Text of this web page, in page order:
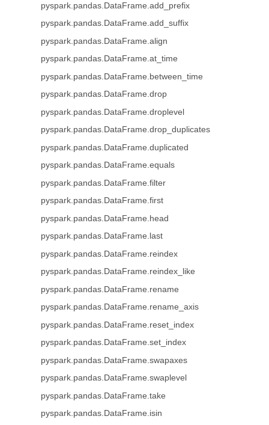
pyspark.pandas.DataFrame.add_prefix
pyspark.pandas.DataFrame.add_suffix
pyspark.pandas.DataFrame.align
pyspark.pandas.DataFrame.at_time
pyspark.pandas.DataFrame.between_time
pyspark.pandas.DataFrame.drop
pyspark.pandas.DataFrame.droplevel
pyspark.pandas.DataFrame.drop_duplicates
pyspark.pandas.DataFrame.duplicated
pyspark.pandas.DataFrame.equals
pyspark.pandas.DataFrame.filter
pyspark.pandas.DataFrame.first
pyspark.pandas.DataFrame.head
pyspark.pandas.DataFrame.last
pyspark.pandas.DataFrame.reindex
pyspark.pandas.DataFrame.reindex_like
pyspark.pandas.DataFrame.rename
pyspark.pandas.DataFrame.rename_axis
pyspark.pandas.DataFrame.reset_index
pyspark.pandas.DataFrame.set_index
pyspark.pandas.DataFrame.swapaxes
pyspark.pandas.DataFrame.swaplevel
pyspark.pandas.DataFrame.take
pyspark.pandas.DataFrame.isin